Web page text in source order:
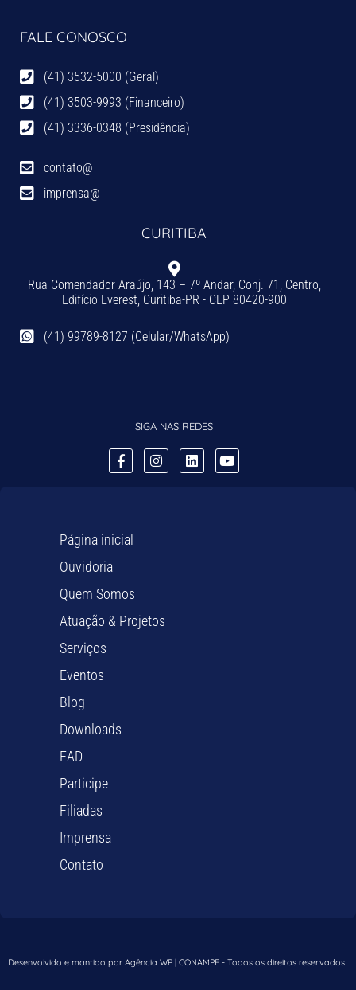
FALE CONOSCO
(41) 3532-5000 (Geral)
(41) 3503-9993 (Financeiro)
(41) 3336-0348 (Presidência)
contato@
imprensa@
CURITIBA
Rua Comendador Araújo, 143 – 7º Andar, Conj. 71, Centro,
Edifício Everest, Curitiba-PR - CEP 80420-900
(41) 99789-8127 (Celular/WhatsApp)
SIGA NAS REDES
Página inicial
Ouvidoria
Quem Somos
Atuação & Projetos
Serviços
Eventos
Blog
Downloads
EAD
Participe
Filiadas
Imprensa
Contato
Desenvolvido e mantido por Agência WP | CONAMPE - Todos os direitos reservados